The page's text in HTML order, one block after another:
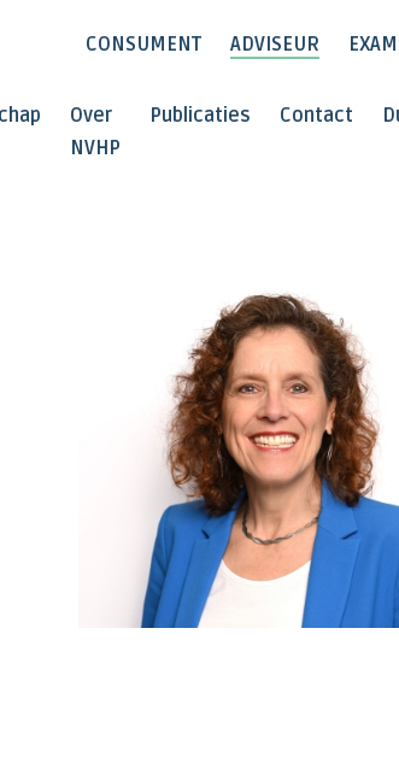
CONSUMENT ADVISEUR
Over
NVHP
Publicaties Contact